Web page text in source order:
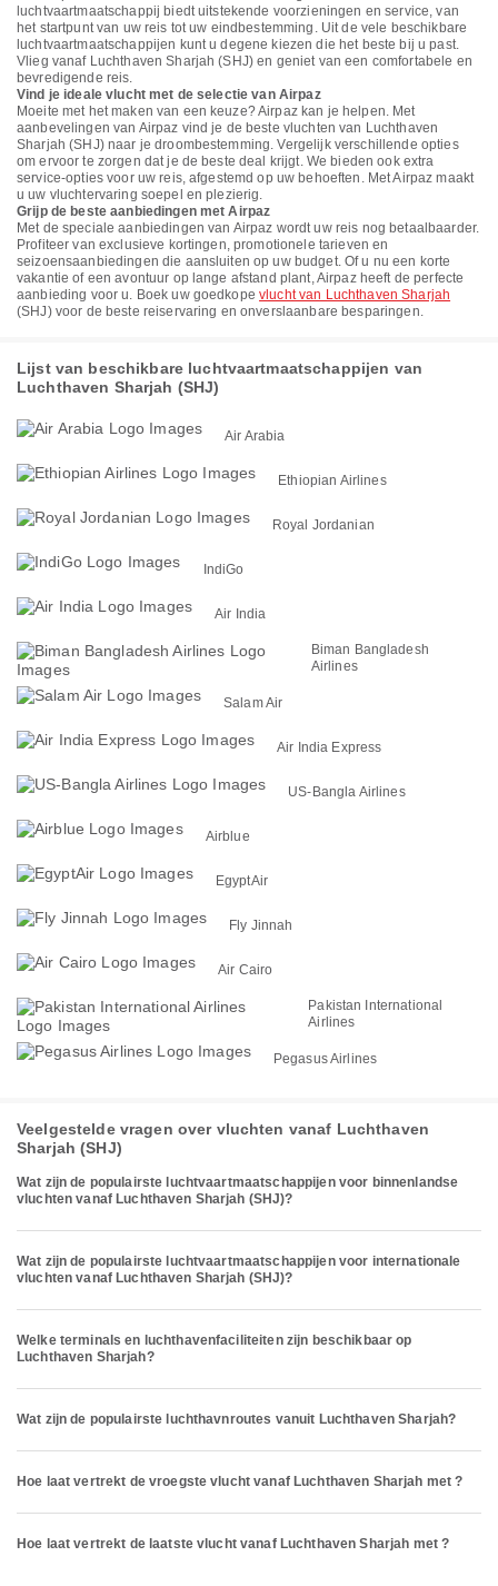
luchtvaartmaatschappij biedt uitstekende voorzieningen en service, van
het startpunt van uw reis tot uw eindbestemming. Uit de vele beschikbare
luchtvaartmaatschappijen kunt u degene kiezen die het beste bij u past.
Vlieg vanaf Luchthaven Sharjah (SHJ) en geniet van een comfortabele en
bevredigende reis.
Vind je ideale vlucht met de selectie van Airpaz
Moeite met het maken van een keuze? Airpaz kan je helpen. Met
aanbevelingen van Airpaz vind je de beste vluchten van Luchthaven
Sharjah (SHJ) naar je droombestemming. Vergelijk verschillende opties
om ervoor te zorgen dat je de beste deal krijgt. We bieden ook extra
service-opties voor uw reis, afgestemd op uw behoeften. Met Airpaz maakt
u uw vluchtervaring soepel en plezierig.
Grijp de beste aanbiedingen met Airpaz
Met de speciale aanbiedingen van Airpaz wordt uw reis nog betaalbaarder.
Profiteer van exclusieve kortingen, promotionele tarieven en
seizoensaanbiedingen die aansluiten op uw budget. Of u nu een korte
vakantie of een avontuur op lange afstand plant, Airpaz heeft de perfecte
aanbieding voor u. Boek uw goedkopevlucht van Luchthaven Sharjah
(SHJ) voor de beste reiservaring en onverslaanbare besparingen.
Lijst van beschikbare luchtvaartmaatschappijen van
Luchthaven Sharjah (SHJ)
Air Arabia
Ethiopian Airlines
Royal Jordanian
IndiGo
Air India
Biman Bangladesh
Airlines
Salam Air
Air India Express
US-Bangla Airlines
Airblue
EgyptAir
Fly Jinnah
Air Cairo
Pakistan International
Airlines
Pegasus Airlines
Veelgestelde vragen over vluchten vanaf Luchthaven
Sharjah (SHJ)
Wat zijn de populairste luchtvaartmaatschappijen voor binnenlandse
vluchten vanaf Luchthaven Sharjah (SHJ)?
Wat zijn de populairste luchtvaartmaatschappijen voor internationale
vluchten vanaf Luchthaven Sharjah (SHJ)?
Welke terminals en luchthavenfaciliteiten zijn beschikbaar op
Luchthaven Sharjah?
Wat zijn de populairste luchthavnroutes vanuit Luchthaven Sharjah?
Hoe laat vertrekt de vroegste vlucht vanaf Luchthaven Sharjah met ?
Hoe laat vertrekt de laatste vlucht vanaf Luchthaven Sharjah met ?